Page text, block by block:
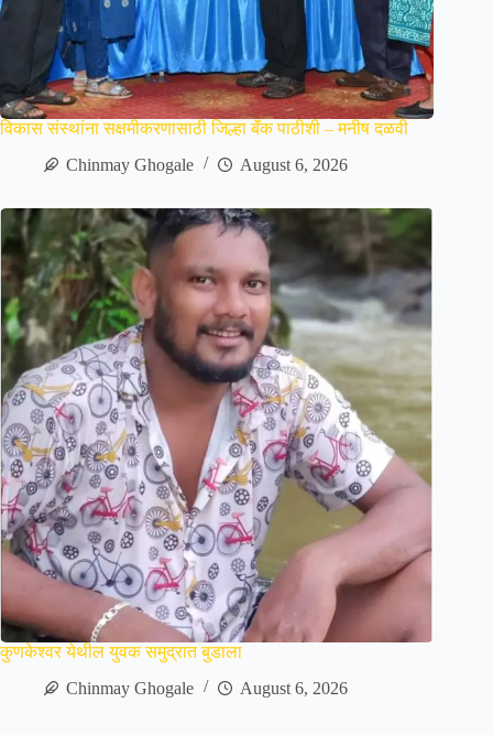
विकास संस्थांना सक्षमीकरणासाठी जिल्हा बॅंक पाठीशी – मनीष दळवी
Chinmay Ghogale
August 6, 2026
कुणकेश्वर येथील युवक समुद्रात बुडाला
Chinmay Ghogale
August 6, 2026